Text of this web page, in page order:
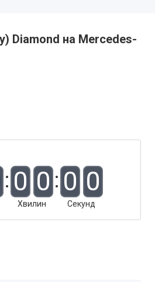
Diamond на Mercedes-
0 0
Хвилин
0 0
Секунд